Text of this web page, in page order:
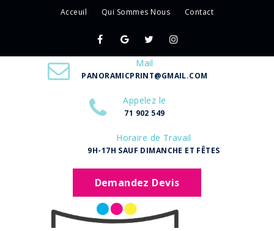
Acceuil Qui Sommes Nous Contact
Mail
PANORAMICPRINT@GMAIL.COM
Appelez le
71 902 549
Horaire de Travail
9H-17H SAUF DIMANCHE ET FÊTES
Demandez Devis